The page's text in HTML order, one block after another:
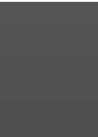
во время крестного хода